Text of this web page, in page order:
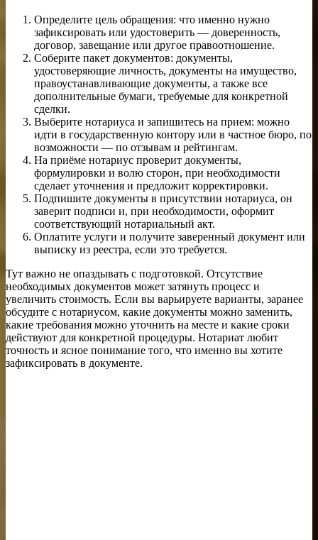
Определите цель обращения: что именно нужно
зафиксировать или удостоверить — доверенность,
договор, завещание или другое правоотношение.
Соберите пакет документов: документы,
удостоверяющие личность, документы на имущество,
правоустанавливающие документы, а также все
дополнительные бумаги, требуемые для конкретной
сделки.
Выберите нотариуса и запишитесь на прием: можно
идти в государственную контору или в частное бюро, по
возможности — по отзывам и рейтингам.
На приёме нотариус проверит документы,
формулировки и волю сторон, при необходимости
сделает уточнения и предложит корректировки.
Подпишите документы в присутствии нотариуса, он
заверит подписи и, при необходимости, оформит
соответствующий нотариальный акт.
Оплатите услуги и получите заверенный документ или
выписку из реестра, если это требуется.
Тут важно не опаздывать с подготовкой. Отсутствие
необходимых документов может затянуть процесс и
увеличить стоимость. Если вы варьируете варианты, заранее
обсудите с нотариусом, какие документы можно заменить,
какие требования можно уточнить на месте и какие сроки
действуют для конкретной процедуры. Нотариат любит
точность и ясное понимание того, что именно вы хотите
зафиксировать в документе.